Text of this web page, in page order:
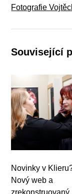
Fotografie
Související
Novinky v
Nový web a
zrekonstruovaný